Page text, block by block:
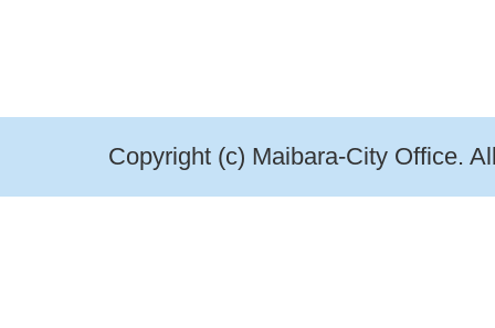
Copyright (c) Maibara-City Office.